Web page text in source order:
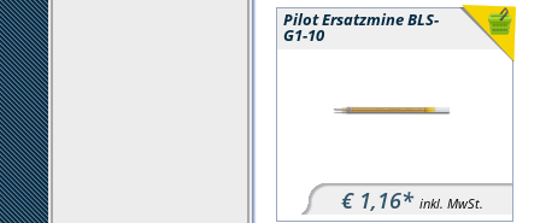
Pilot Ersatzmine BLS-
G1-10
€ 1,16* inkl. MwSt.